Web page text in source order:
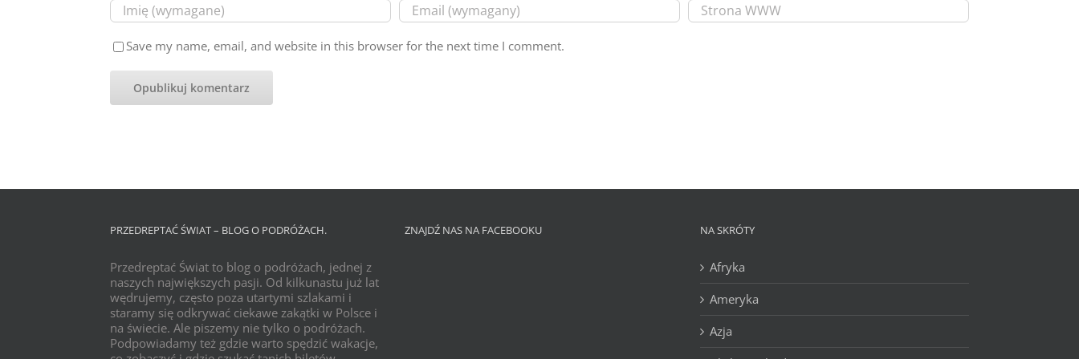
Save my name, email, and website in this browser for the next time I comment.
PRZEDREPTAĆ ŚWIAT – BLOG O PODRÓŻACH.
Przedreptać Świat to blog o podróżach, jednej z
naszych największych pasji. Od kilkunastu już lat
wędrujemy, często poza utartymi szlakami i
staramy się odkrywać ciekawe zakątki w Polsce i
na świecie. Ale piszemy nie tylko o podróżach.
Podpowiadamy też gdzie warto spędzić wakacje,
ZNAJDŹ NAS NA FACEBOOKU NA SKRÓTY
Afryka
Ameryka
Azja